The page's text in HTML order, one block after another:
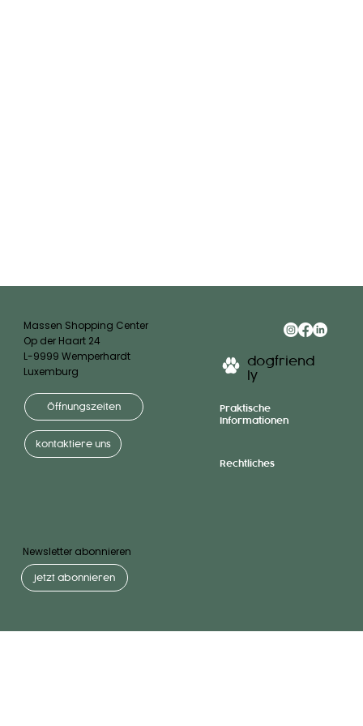
Newsletter abonnieren
Jetzt abonnieren
dogfriend
ly
Praktische
Informationen
Rechtliches
Massen Shopping Center
Op der Haart 24
L-9999 Wemperhardt
Luxemburg
Öffnungszeiten
kontaktiere uns